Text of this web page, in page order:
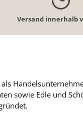
Versand innerhalb
sowie Edle und